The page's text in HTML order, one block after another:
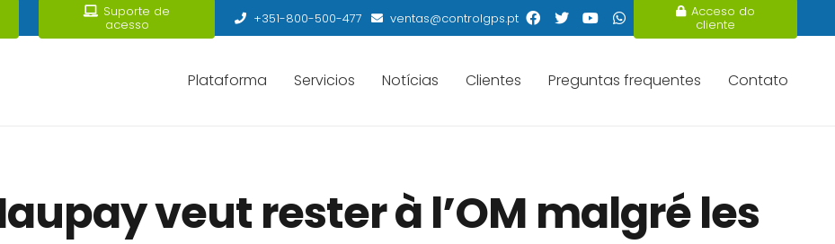
Suporte de
acesso +351-800-500-477 ventas@controlgps.pt Acceso do
cliente
Plataforma Servicios Notícias Clientes Preguntas frequentes Contato
veut rester à l’OM malgré les